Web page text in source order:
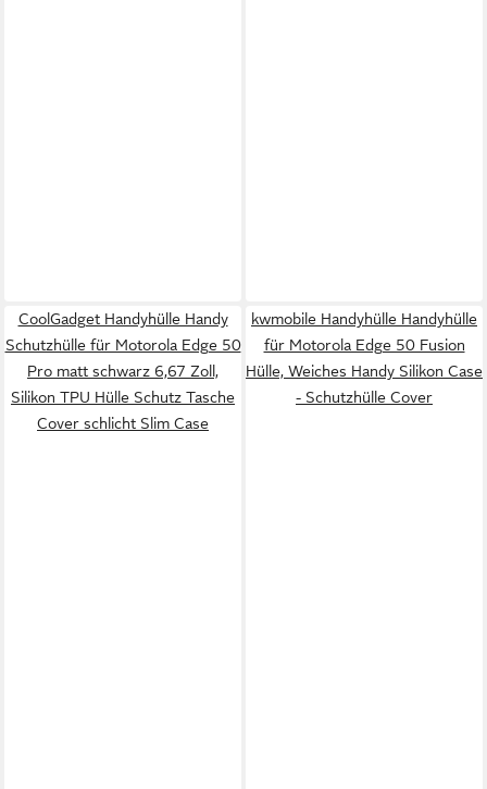
CoolGadget Handyhülle Handy
Schutzhülle für Motorola Edge 50
Pro matt schwarz 6,67 Zoll,
Silikon TPU Hülle Schutz Tasche
Cover schlicht Slim Case
kwmobile Handyhülle Handyhülle
für Motorola Edge 50 Fusion
Hülle, Weiches Handy Silikon Case
- Schutzhülle Cover